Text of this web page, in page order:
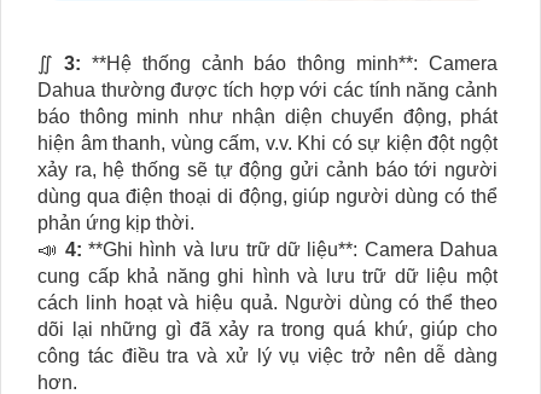
∬ 3: **Hệ thống cảnh báo thông minh**: Camera
Dahua thường được tích hợp với các tính năng cảnh
báo thông minh như nhận diện chuyển động, phát
hiện âm thanh, vùng cấm, v.v. Khi có sự kiện đột ngột
xảy ra, hệ thống sẽ tự động gửi cảnh báo tới người
dùng qua điện thoại di động, giúp người dùng có thể
phản ứng kịp thời.
📣 4: **Ghi hình và lưu trữ dữ liệu**: Camera Dahua
cung cấp khả năng ghi hình và lưu trữ dữ liệu một
cách linh hoạt và hiệu quả. Người dùng có thể theo
dõi lại những gì đã xảy ra trong quá khứ, giúp cho
công tác điều tra và xử lý vụ việc trở nên dễ dàng
hơn.